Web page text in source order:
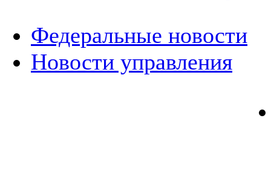
Федеральные новости
Новости управления